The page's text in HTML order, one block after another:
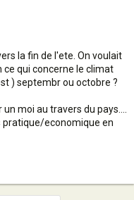
la fin de l'ete. On voulait
ce qui concerne le climat
) septembr ou octobre ?
moi au travers du pays....
pratique/economique en